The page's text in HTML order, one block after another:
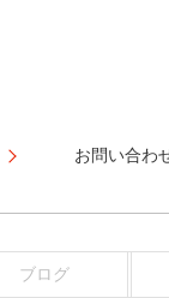
お問い合わ
ブログ